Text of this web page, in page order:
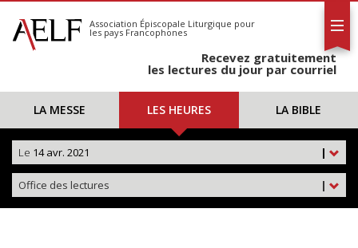
S'abonner
Calendrier
Association Épiscopale Liturgique pour
les pays Francophones
Recevez gratuitement
les lectures du jour par courriel
LA MESSE LES HEURES LA BIBLE
|
Le 14 avr. 2021
|
Office des lectures